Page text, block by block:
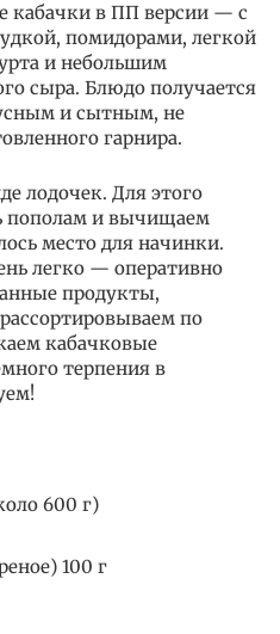
кабачки в ПП версии — с
помидорами, легкой
и небольшим
сыра. Блюдо получается
и сытным, не
гарнира.
лодочек. Для этого
пополам и вычищаем
место для начинки.
легко — оперативно
продукты,
по
кабачковые
терпения в
600 г)
100 г